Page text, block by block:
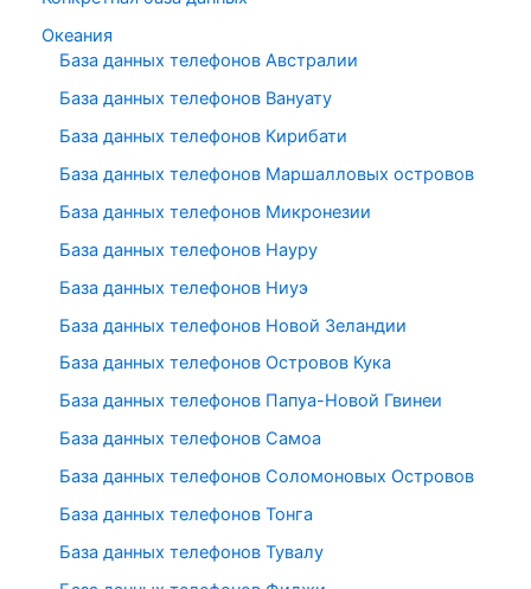
Океания
База данных телефонов Австралии
База данных телефонов Вануату
База данных телефонов Кирибати
База данных телефонов Маршалловых островов
База данных телефонов Микронезии
База данных телефонов Науру
База данных телефонов Ниуэ
База данных телефонов Новой Зеландии
База данных телефонов Островов Кука
База данных телефонов Папуа-Новой Гвинеи
База данных телефонов Самоа
База данных телефонов Соломоновых Островов
База данных телефонов Тонга
База данных телефонов Тувалу